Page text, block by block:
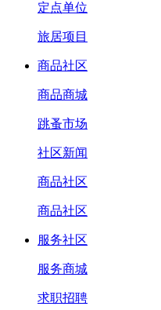
定点单位
旅居项目
商品社区
商品商城
跳蚤市场
社区新闻
商品社区
商品社区
服务社区
服务商城
求职招聘